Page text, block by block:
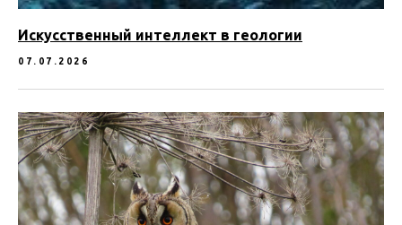
Искусственный интеллект в геологии
07.07.2026